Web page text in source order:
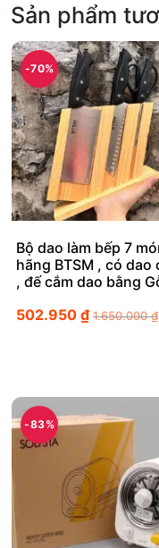
Sản phẩm
-70%
Bộ dao làm bếp 7
hãng BTSM , có dao
, đế cắm dao bằng
502.950 ₫ 1.650.000₫
-83%